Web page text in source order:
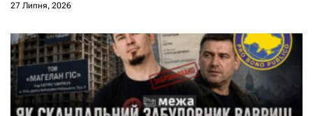
27 Липня, 2026